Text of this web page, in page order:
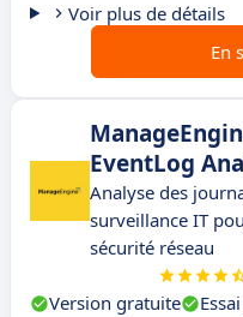
Voir plus de détails
En
EventLog
Analyse des
surveillance IT
sécurité réseau
Version gratuite